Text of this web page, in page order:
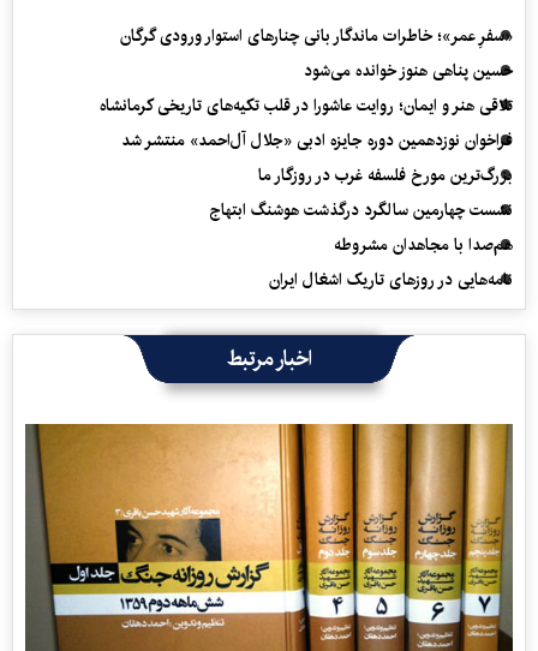
«سفرِ عمر»؛ خاطرات ماندگار بانی چنارهای استوار ورودی گرگان
حسین پناهی هنوز خوانده می‌شود
تلاقی هنر و ایمان؛ روایت عاشورا در قلب تکیه‌های تاریخی کرمانشاه
فراخوان نوزدهمین دوره جایزه ادبی «جلال آل‌احمد» منتشر شد
بزرگ‌ترین مورخ فلسفه غرب در روزگار ما
نشست چهارمین سالگرد درگذشت هوشنگ ابتهاج
هم‌صدا با مجاهدان مشروطه
نامه‌هایی در روزهای تاریک اشغال ایران
اخبار مرتبط